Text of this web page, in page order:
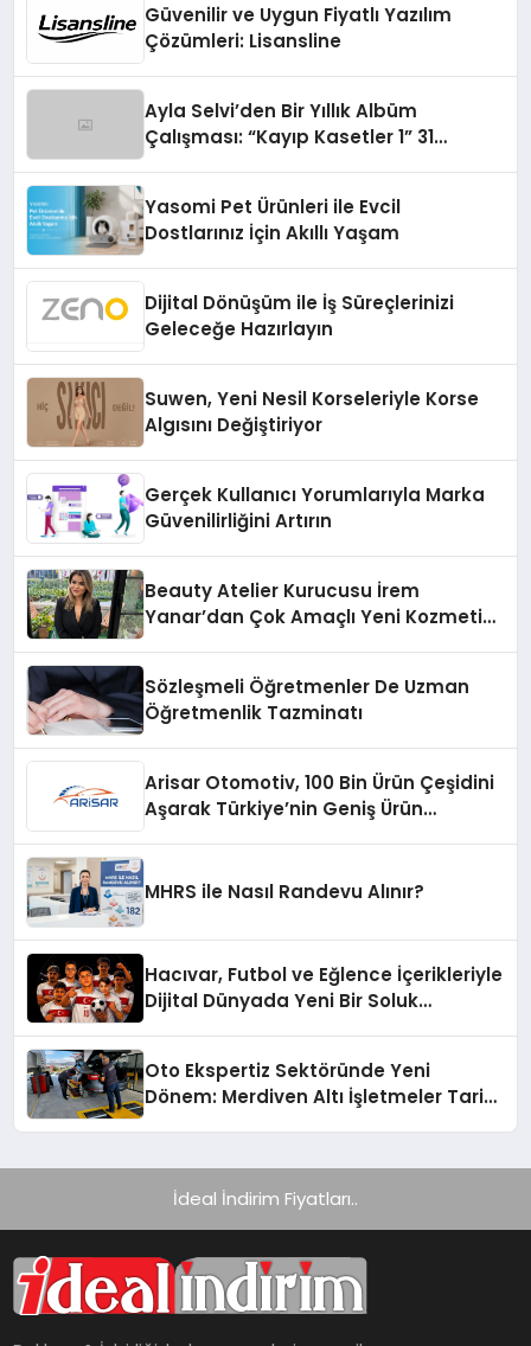
Güvenilir ve Uygun Fiyatlı Yazılım
Çözümleri: Lisansline
Ayla Selvi’den Bir Yıllık Albüm
Çalışması: “Kayıp Kasetler 1” 31
Yasomi Pet Ürünleri ile Evcil
Dostlarınız İçin Akıllı Yaşam
Dijital Dönüşüm ile İş Süreçlerinizi
Geleceğe Hazırlayın
Suwen, Yeni Nesil Korseleriyle Korse
Algısını Değiştiriyor
Gerçek Kullanıcı Yorumlarıyla Marka
Güvenilirliğini Artırın
Beauty Atelier Kurucusu İrem
Yanar’dan Çok Amaçlı Yeni Kozmetik
Sözleşmeli Öğretmenler De Uzman
Öğretmenlik Tazminatı
Arisar Otomotiv, 100 Bin Ürün Çeşidini
Aşarak Türkiye’nin Geniş Ürün
MHRS ile Nasıl Randevu Alınır?
Hacıvar, Futbol ve Eğlence İçerikleriyle
Dijital Dünyada Yeni Bir Soluk
Oto Ekspertiz Sektöründe Yeni
Dönem: Merdiven Altı İşletmeler Tarih
İdeal İndirim Fiyatları..